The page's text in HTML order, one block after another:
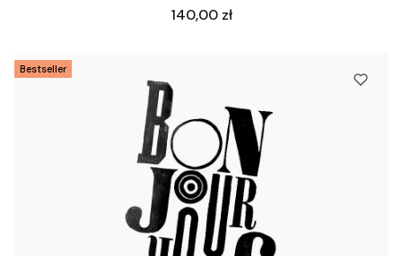
Cena
140,00 zł
Bestseller